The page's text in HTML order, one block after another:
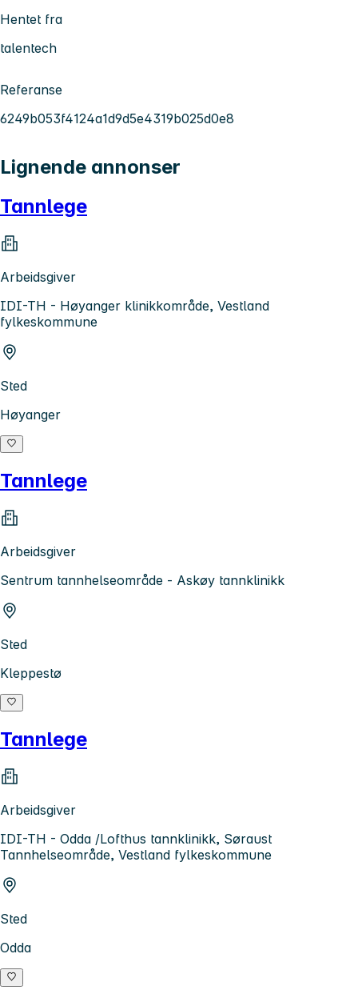
Hentet fra
talentech
Referanse
6249b053f4124a1d9d5e4319b025d0e8
Lignende annonser
Tannlege
Arbeidsgiver
IDI-TH - Høyanger klinikkområde, Vestland
fylkeskommune
Sted
Høyanger
Tannlege
Arbeidsgiver
Sentrum tannhelseområde - Askøy tannklinikk
Sted
Kleppestø
Tannlege
Arbeidsgiver
IDI-TH - Odda /Lofthus tannklinikk, Søraust
Tannhelseområde, Vestland fylkeskommune
Sted
Odda